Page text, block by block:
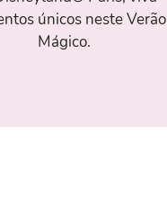
únicos neste Verão
Mágico.